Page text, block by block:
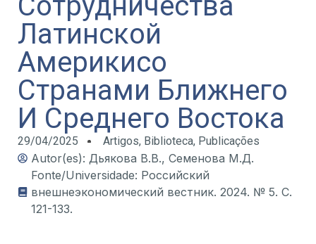
Латинской
Америкисо
Странами Ближнего
И Среднего Востока
29/04/2025 Artigos, Biblioteca, Publicações
Autor(es): Дьякова В.В., Семенова М.Д.
Fonte/Universidade: Российский
внешнеэкономический вестник. 2024. № 5. С.
121-133.